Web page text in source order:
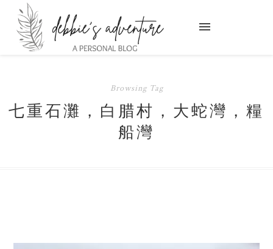
Browsing Tag
七重石灘，白腊村，大蛇灣，糧
船灣